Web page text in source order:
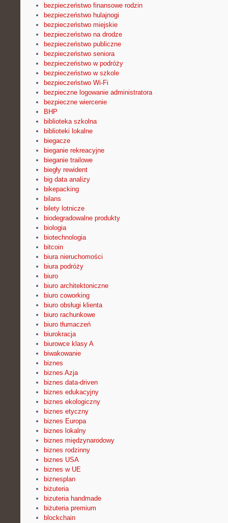
bezpieczeństwo finansowe rodzin
bezpieczeństwo hulajnogi
bezpieczeństwo miejskie
bezpieczeństwo na drodze
bezpieczeństwo publiczne
bezpieczeństwo seniora
bezpieczeństwo w podróży
bezpieczeństwo w szkole
bezpieczeństwo Wi-Fi
bezpieczne logowanie administratora
bezpieczne wiercenie
BHP
biblioteka szkolna
biblioteki lokalne
biegacze
bieganie rekreacyjne
bieganie trailowe
biegły rewident
big data analizy
bikepacking
bilans
bilety lotnicze
biodegradowalne produkty
biologia
biotechnologia
bitcoin
biura nieruchomości
biura podróży
biuro
biuro architektoniczne
biuro coworking
biuro obsługi klienta
biuro rachunkowe
biuro tłumaczeń
biurokracja
biurowce klasy A
biwakowanie
biznes
biznes Azja
biznes data-driven
biznes edukacyjny
biznes ekologiczny
biznes etyczny
biznes Europa
biznes lokalny
biznes międzynarodowy
biznes rodzinny
biznes USA
biznes w UE
biznesplan
biżuteria
bizuteria handmade
biżuteria premium
blockchain